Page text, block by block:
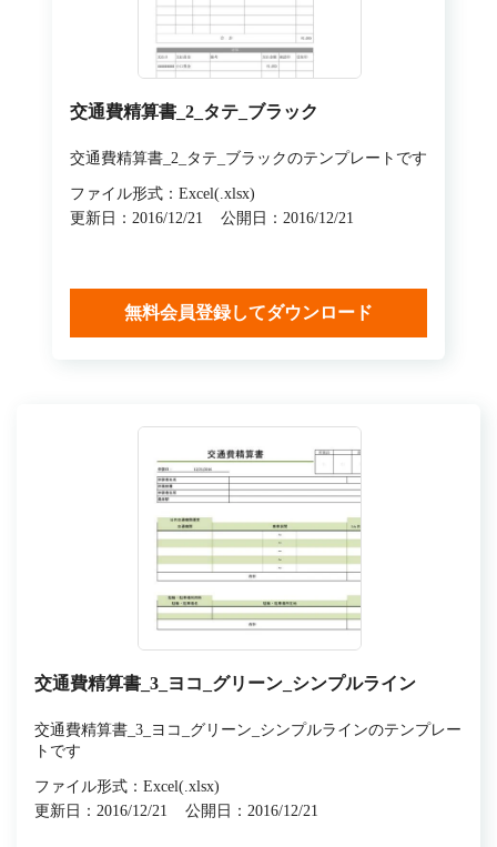
交通費精算書_2_タテ_ブラック
交通費精算書_2_タテ_ブラックのテンプレートです
ファイル形式：Excel(.xlsx)
更新日：2016/12/21
公開日：2016/12/21
無料会員登録してダウンロード
交通費精算書_3_ヨコ_グリーン_シンプルライン
交通費精算書_3_ヨコ_グリーン_シンプルラインのテンプレー
トです
ファイル形式：Excel(.xlsx)
更新日：2016/12/21
公開日：2016/12/21